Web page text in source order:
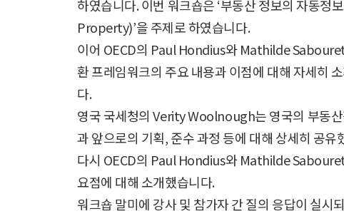
하였습니다. 이번 워크숍은 ‘부동산 정보의 자
Property)’을 주제로 하였습니다.
이어 OECD의 Paul Hondius와 Mathilde
환 프레임워크의 주요 내용과 이점에 대해 자세히
다.
영국 국세청의 Verity Woolnough는 영국의 부동
과 앞으로의 기획, 준수 과정 등에 대해 상세히 공유
다시 OECD의 Paul Hondius와 Mathilde
요점에 대해 소개했습니다.
워크숍 말미에 강사 및 참가자 간 질의 응답이 실시